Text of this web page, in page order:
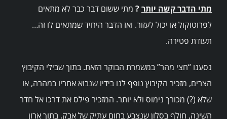
מרכזי הפעילות
Search
מתי הדבר קשה יותר?מתי ששום דבר כבר לא מתאים
לפרוטוקול או יכול לעזור. ואז הדבר היחיד שמתאים לו זה…
תעודת פטירה.
נסענו “חצי מהר” במשמרת הבוקר הזאת. בתוך שבילי הקיבוץ
הצרים, מזכיר הקיבוץ נופף לנו בידיו שנבוא אחריו במהרה, או
שלא (?) מכורך נימוס ולא יותר. המזכיר פילס את דרכו אל חדר
השינה, חולף בסלון שנצבע בחום עתיק של אבק, בתוך ארון